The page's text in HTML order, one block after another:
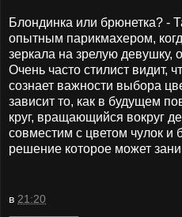
Блондинка или брюнетка? -
опытным парикмахером,
зеркала на зрелую
Очень часто стилист видит,
сознает важности выбора
зависит то, как в будущем
круг, вращающийся вокруг
совместим с цветом чулок и
решение которое может
в 21:20